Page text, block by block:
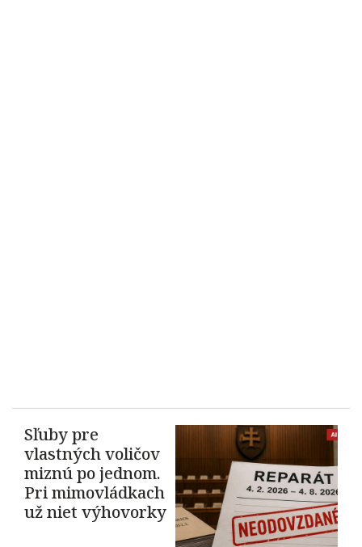
Sľuby pre
vlastných voličov
miznú po jednom.
Pri mimovládkach
už niet výhovorky